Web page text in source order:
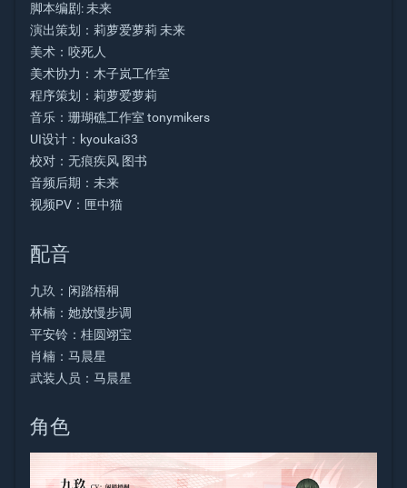
脚本编剧: 未来
演出策划：莉萝爱萝莉 未来
美术：咬死人
美术协力：木子岚工作室
程序策划：莉萝爱萝莉
音乐：珊瑚礁工作室 tonymikers
UI设计：kyoukai33
校对：无痕疾风 图书
音频后期：未来
视频PV：匣中猫
配音
九玖：闲踏梧桐
林楠：她放慢步调
平安铃：桂圆翊宝
肖楠：马晨星
武装人员：马晨星
角色